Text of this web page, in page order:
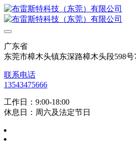
广东省
东莞市樟木头镇东深路樟木头段598号
联系电话
13543475666
工作日：9:00-18:00
休息日：周六及法定节日